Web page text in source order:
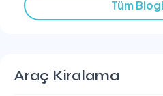
Tüm
Araç Kiralama